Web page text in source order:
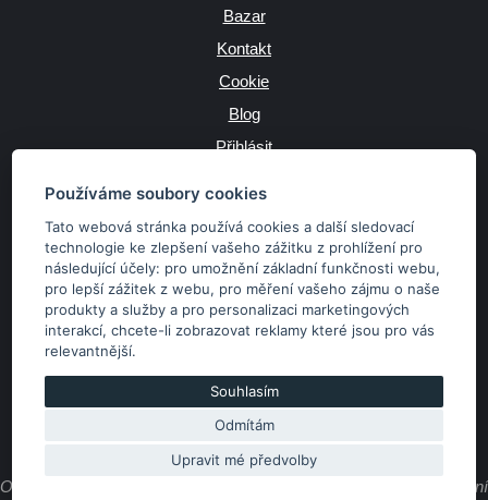
Používáme soubory cookies
Tato webová stránka používá cookies a další sledovací
technologie ke zlepšení vašeho zážitku z prohlížení pro
následující účely: pro umožnění základní funkčnosti webu,
pro lepší zážitek z webu, pro měření vašeho zájmu o naše
produkty a služby a pro personalizaci marketingových
interakcí,chcete-li zobrazovat reklamy které jsou pro vás
relevantnější.
Souhlasím
Odmítám
Upravit mé předvolby
Bazar
Kontakt
Cookie
Blog
Přihlásit
JAZYK
Kč €
Copyright © 2026 SubaruSTI.cz. Všechna práva vyhrazena.
Obsah stránek je majetkem provozovatele. Kopírování, zveřejňování